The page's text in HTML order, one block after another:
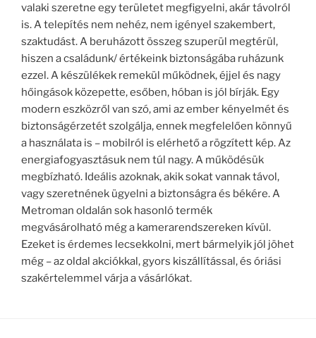
valaki szeretne egy területet megfigyelni, akár távolról
is. A telepítés nem nehéz, nem igényel szakembert,
szaktudást. A beruházott összeg szuperül megtérül,
hiszen a családunk/ értékeink biztonságába ruházunk
ezzel. A készülékek remekül működnek, éjjel és nagy
hőingások közepette, esőben, hóban is jól bírják. Egy
modern eszközről van szó, ami az ember kényelmét és
biztonságérzetét szolgálja, ennek megfelelően könnyű
a használata is – mobilról is elérhető a rögzített kép. Az
energiafogyasztásuk nem túl nagy. A működésük
megbízható. Ideális azoknak, akik sokat vannak távol,
vagy szeretnének ügyelni a biztonságra és békére. A
Metroman oldalán sok hasonló termék
megvásárolható még a kamerarendszereken kívül.
Ezeket is érdemes lecsekkolni, mert bármelyik jól jöhet
még – az oldal akciókkal, gyors kiszállítással, és óriási
szakértelemmel várja a vásárlókat.